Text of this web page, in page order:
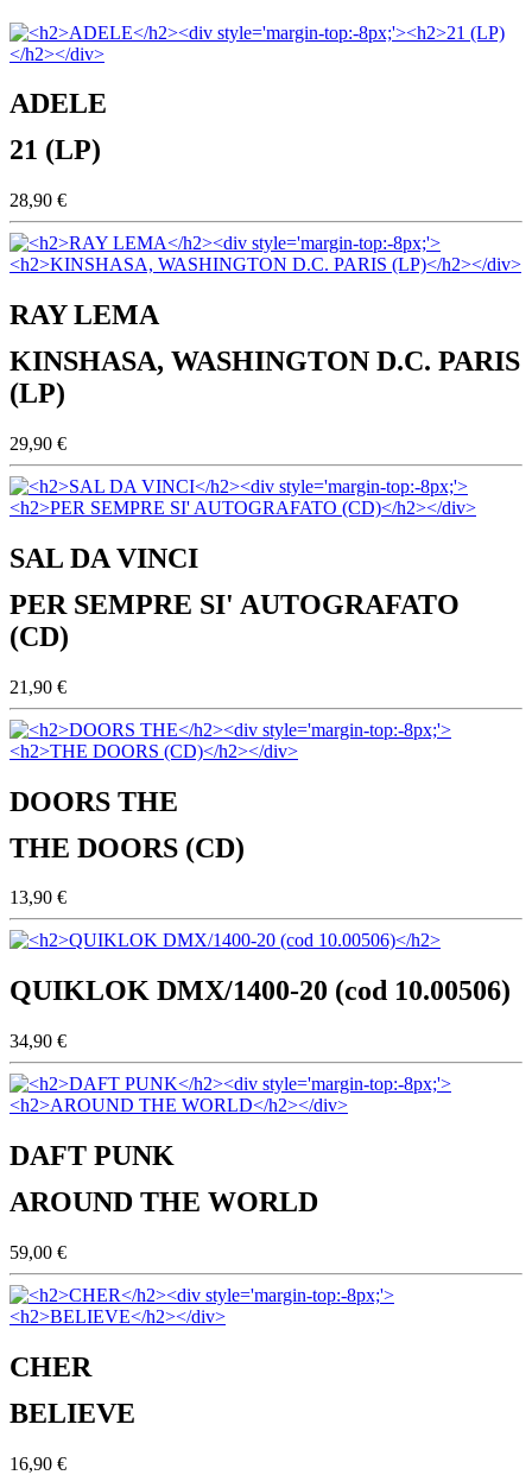
ADELE
21 (LP)
28,90 €
RAY LEMA
KINSHASA, WASHINGTON D.C. PARIS
(LP)
29,90 €
SAL DA VINCI
PER SEMPRE SI' AUTOGRAFATO
(CD)
21,90 €
DOORS THE
THE DOORS (CD)
13,90 €
QUIKLOK DMX/1400-20 (cod 10.00506)
34,90 €
DAFT PUNK
AROUND THE WORLD
59,00 €
CHER
BELIEVE
16,90 €